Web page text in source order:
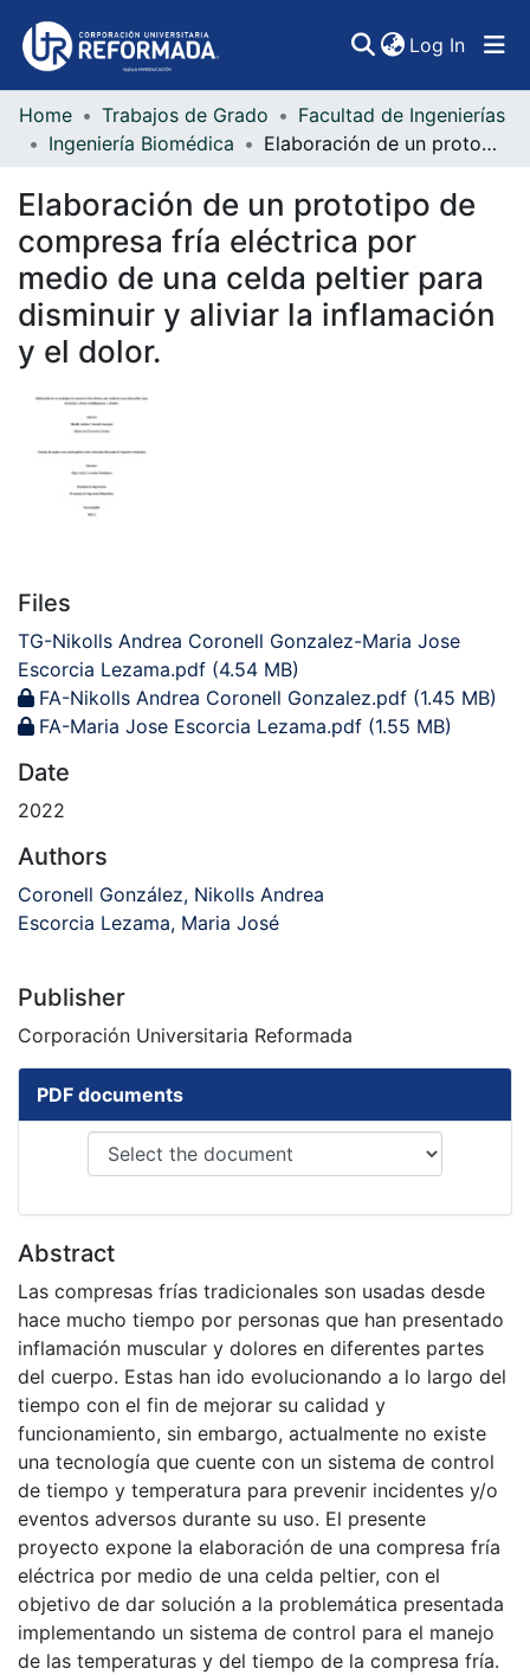
Log In
Communities & Collections
Home Trabajos de Grado
Facultad de Ingenierías
Ingeniería Biomédica
Elaboración de un prototipo de compresa fría eléctrica por medio de una celda peltier para disminuir y aliviar la inflamación y el dolor.
Elaboración de un prototipo de
compresa fría eléctrica por
medio de una celda peltier para
disminuir y aliviar la inflamación
y el dolor.
Files
TG-Nikolls Andrea Coronell Gonzalez-Maria Jose
Escorcia Lezama.pdf (4.54 MB)
FA-Nikolls Andrea Coronell Gonzalez.pdf (1.45 MB)
FA-Maria Jose Escorcia Lezama.pdf (1.55 MB)
Date
2022
Authors
Coronell González, Nikolls Andrea
Escorcia Lezama, Maria José
Publisher
Corporación Universitaria Reformada
PDF documents
Abstract
Las compresas frías tradicionales son usadas desde
hace mucho tiempo por personas que han presentado
inflamación muscular y dolores en diferentes partes
del cuerpo. Estas han ido evolucionando a lo largo del
tiempo con el fin de mejorar su calidad y
funcionamiento, sin embargo, actualmente no existe
una tecnología que cuente con un sistema de control
de tiempo y temperatura para prevenir incidentes y/o
eventos adversos durante su uso. El presente
proyecto expone la elaboración de una compresa fría
eléctrica por medio de una celda peltier, con el
objetivo de dar solución a la problemática presentada
implementando un sistema de control para el manejo
de las temperaturas y del tiempo de la compresa fría.